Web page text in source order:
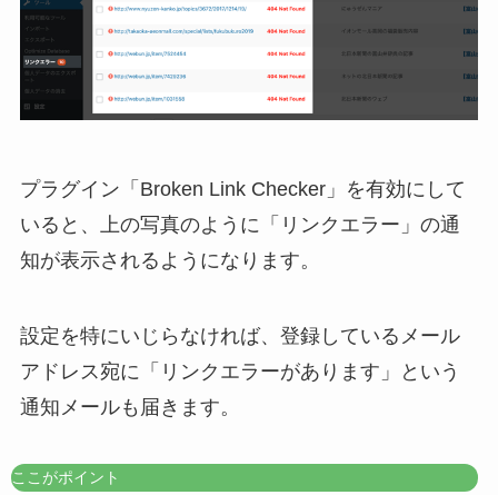
プラグイン「Broken Link Checker」を有効にして
いると、上の写真のように「リンクエラー」の通
知が表示されるようになります。
設定を特にいじらなければ、登録しているメール
アドレス宛に「リンクエラーがあります」という
通知メールも届きます。
ここがポイント